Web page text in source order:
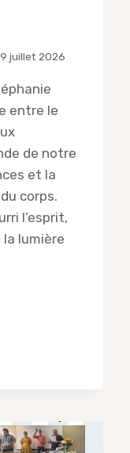
juillet 2026
entre le
de notre
et la
corps.
l’esprit,
lumière